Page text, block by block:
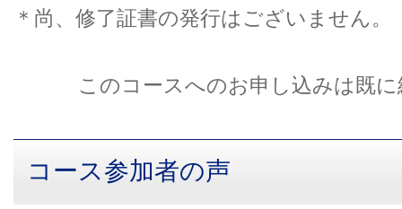
＊尚、修了証書の発行はございません。
このコースへのお申し込みは既
コース参加者の声